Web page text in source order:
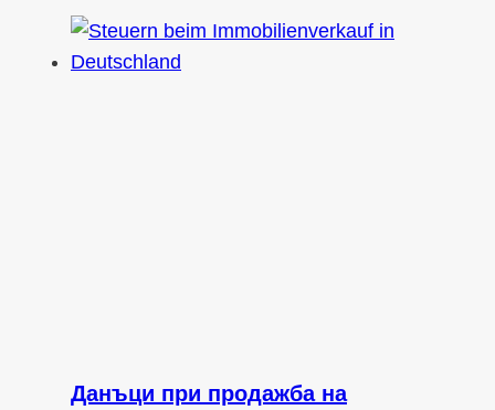
Данъци при продажба на